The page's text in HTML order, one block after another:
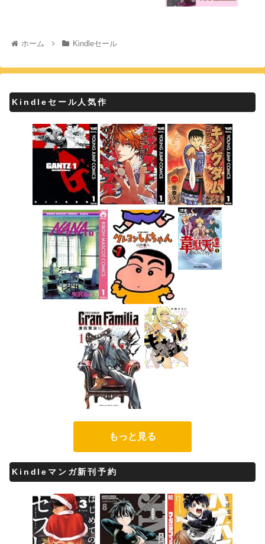
ホーム Kindleセール
Kindleセール人気作
もっと見る
Kindleマンガ新刊予約